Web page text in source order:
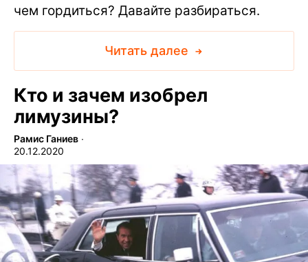
чем гордиться? Давайте разбираться.
Читать далее
Кто и зачем изобрел
лимузины?
Рамис Ганиев ∙
20.12.2020